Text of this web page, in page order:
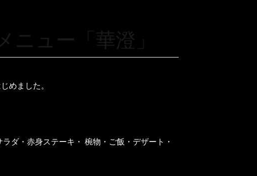
ニュー「華澄」
めました。
ダ・赤身ステーキ・ 椀物・ご飯・デザート・